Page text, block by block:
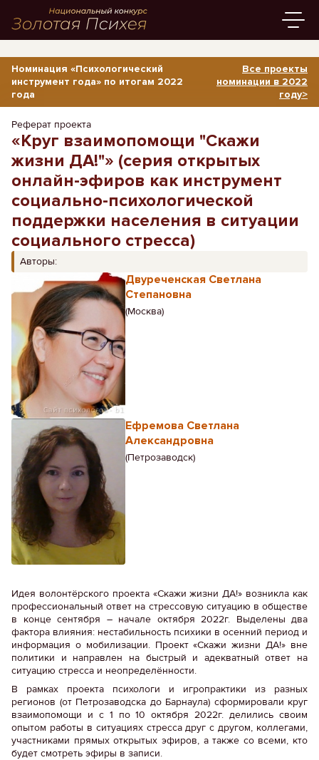
Номинация «Психологический
инструмент года» по итогам 2022
года
Все проекты
номинации в 2022
году>
Реферат проекта
«Круг взаимопомощи "Скажи
жизни ДА!"» (серия открытых
онлайн-эфиров как инструмент
социально-психологической
поддержки населения в ситуации
социального стресса)
Авторы:
Двуреченская Светлана
Степановна
(Москва)
Ефремова Светлана
Александровна
(Петрозаводск)
Идея волонтёрского проекта «Скажи жизни ДА!» возникла как
профессиональный ответ на стрессовую ситуацию в обществе
в конце сентября – начале октября 2022г. Выделены два
фактора влияния: нестабильность психики в осенний период и
информация о мобилизации. Проект «Скажи жизни ДА!» вне
политики и направлен на быстрый и адекватный ответ на
ситуацию стресса и неопределённости.
В рамках проекта психологи и игропрактики из разных
регионов (от Петрозаводска до Барнаула) сформировали круг
взаимопомощи и с 1 по 10 октября 2022г. делились своим
опытом работы в ситуациях стресса друг с другом, коллегами,
участниками прямых открытых эфиров, а также со всеми, кто
будет смотреть эфиры в записи.